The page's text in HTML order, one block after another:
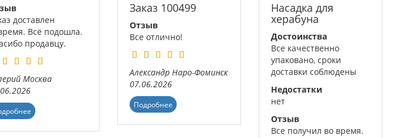
доставлен
Всё подошла.
продавцу.
Москва
Заказ 100499
Отзыв
Все отлично!
Александр Наро-Фоминск
07.06.2026
Подробнее
Насадка для
херабуна
Достоинства
Все качественно
упаковано, сроки
доставки соблюдены
Недостатки
нет
Отзыв
Все получил во время.